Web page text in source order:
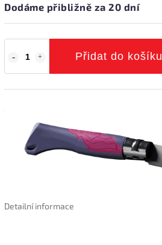
Dodáme přibližně za 20 dní
Přidat do košíku
Detailní informace